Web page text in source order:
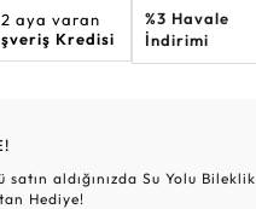
Setler Burç
aya varan
Kredisi
%3 Havale
İndirimi
satın aldığınızda Su Yolu Bileklik
Hediye!